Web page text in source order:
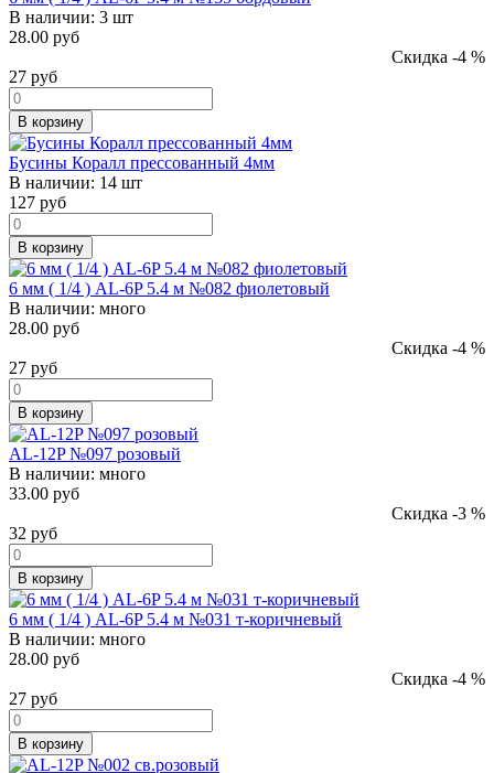
В наличии: 3 шт
28.00 руб
Скидка -4 %
27 руб
В корзину
Бусины Коралл прессованный 4мм
В наличии: 14 шт
127 руб
В корзину
6 мм ( 1/4 ) AL-6P 5.4 м №082 фиолетовый
В наличии: много
28.00 руб
Скидка -4 %
27 руб
В корзину
AL-12P №097 розовый
В наличии: много
33.00 руб
Скидка -3 %
32 руб
В корзину
6 мм ( 1/4 ) AL-6P 5.4 м №031 т-коричневый
В наличии: много
28.00 руб
Скидка -4 %
27 руб
В корзину